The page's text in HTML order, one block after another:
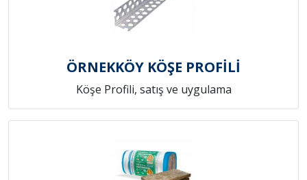
ÖRNEKKÖY KÖŞE PROFİLİ
Köşe Profili, satış ve uygulama